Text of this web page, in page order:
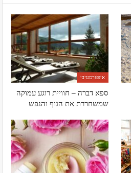
אינפורמטיבי
ספא דברה – חוויית רוגע עמוקה
שמשחררת את הגוף והנפש